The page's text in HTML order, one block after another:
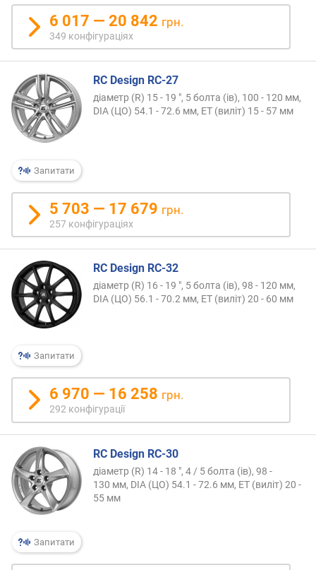
я
р
н
і
т
ю
в
і
д
е
е
х
д
о
д
о
г
и
х
в
і
д
д
о
р
о
и
х
6 017 — 20 842 грн.
349 конфігураціях
Запитати
RC Design RC-27
діаметр (R) 15 - 19 ", 5 болта (ів), 100 - 120 мм,
DIA (ЦО) 54.1 - 72.6 мм, ET (виліт) 15 - 57 мм
5 703 — 17 679 грн.
257 конфігураціях
Запитати
RC Design RC-32
діаметр (R) 16 - 19 ", 5 болта (ів), 98 - 120 мм,
DIA (ЦО) 56.1 - 70.2 мм, ET (виліт) 20 - 60 мм
6 970 — 16 258 грн.
292 конфігурації
Запитати
RC Design RC-30
діаметр (R) 14 - 18 ", 4 / 5 болта (ів), 98 -
130 мм, DIA (ЦО) 54.1 - 72.6 мм, ET (виліт) 20 -
55 мм